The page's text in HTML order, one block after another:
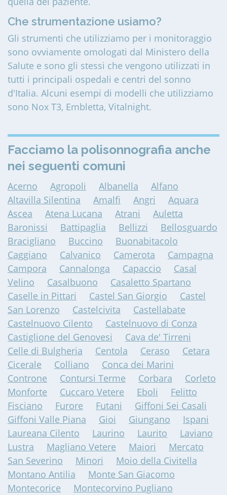
Che strumentazione usiamo?
Gli strumenti che utilizziamo per i monitoraggio
sono ovviamente omologati dal Ministero della
Salute e sono gli stessi che vengono utilizzati in
tutti i principali ospedali e centri del sonno
d'Italia. Alcuni esempi di modelli che utilizziamo
sono Nox T3, Embletta, Vitalnight.
Facciamo la polisonnografia anche
nei seguenti comuni
Acerno Agropoli Albanella
Alfano
Altavilla Silentina
Amalfi Angri
Aquara
Ascea
Atena Lucana Atrani
Auletta
Baronissi
Battipaglia Bellizzi
Bellosguardo
Bracigliano
Buccino
Buonabitacolo
Caggiano
Calvanico Camerota
Campagna
Campora
Cannalonga Capaccio
Casal
Velino
Casalbuono
Casaletto Spartano
Caselle in Pittari
Castel San Giorgio
Castel
San Lorenzo
Castelcivita
Castellabate
Castelnuovo Cilento
Castelnuovo di Conza
Castiglione del Genovesi
Cava de' Tirreni
Celle di Bulgheria
Centola Ceraso
Cetara
Cicerale
Colliano
Conca dei Marini
Controne
Contursi Terme Corbara
Corleto
Monforte
Cuccaro Vetere Eboli
Felitto
Fisciano
Furore Futani
Giffoni Sei Casali
Giffoni Valle Piana
Gioi Giungano
Ispani
Laureana Cilento
Laurino Laurito
Laviano
Lustra
Magliano Vetere Maiori
Mercato
San Severino
Minori
Moio della Civitella
Montano Antilia
Monte San Giacomo
Montecorice
Montecorvino Pugliano